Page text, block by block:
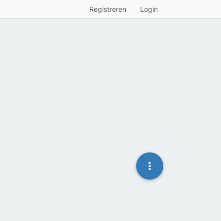
Registreren Login